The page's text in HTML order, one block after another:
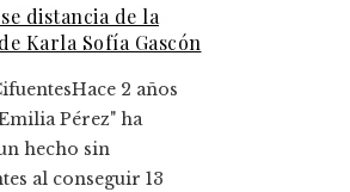
distancia de la
Karla Sofía Gascón
Hace 2 años
Pérez" ha
hecho sin
al conseguir 13